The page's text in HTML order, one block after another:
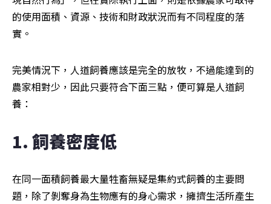
的使用面積、資源、技術和財政狀況而有不同程度的落
實。
完美情況下，人道飼養應該是完全的放牧，不過能達到的
農家相對少，因此只要符合下面三點，便可算是人道飼
養：
1. 飼養密度低
在同一面積飼養最大量牲畜無疑是集約式飼養的主要問
題，除了剝奪身為生物應有的身心需求，擁擠生活所產生